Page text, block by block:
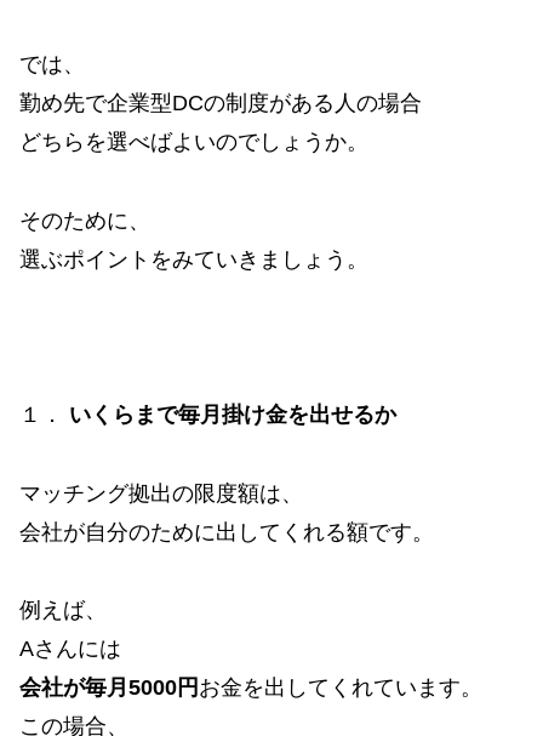
では、
勤め先で企業型DCの制度がある人の場合
どちらを選べばよいのでしょうか。
そのために、
選ぶポイントをみていきましょう。
１． いくらまで毎月掛け金を出せるか
マッチング拠出の限度額は、
会社が自分のために出してくれる額です。
例えば、
Aさんには
会社が毎月5000円 お金を出してくれています。
この場合、